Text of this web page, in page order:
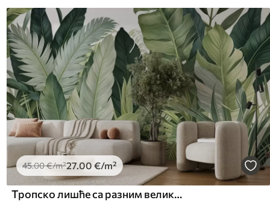
45.00€/m²27.00 €/m²
Тропско лишће са разним великим зеленим листовима, укључујући лишће банане, палмино лишће и друге егзотичне биљне врсте